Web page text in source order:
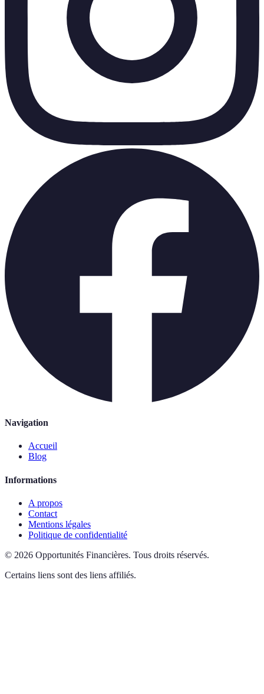
Navigation
Accueil
Blog
Informations
A propos
Contact
Mentions légales
Politique de confidentialité
© 2026 Opportunités Financières. Tous droits réservés.
Certains liens sont des liens affiliés.